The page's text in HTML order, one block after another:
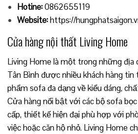
Hotine:0862655119
Website:https://
Cửa hàng nội thất Living Home
Living Home là một trong những địa
Tân Bình được nhiều khách hàng
phẩm sofa đa dạng về kiểu dáng,
Cửa hàng nổi bật với các bộ sofa
cấp, thiết kế hiện đại phù hợp với
việc hoặc căn hộ nhỏ. Living Home